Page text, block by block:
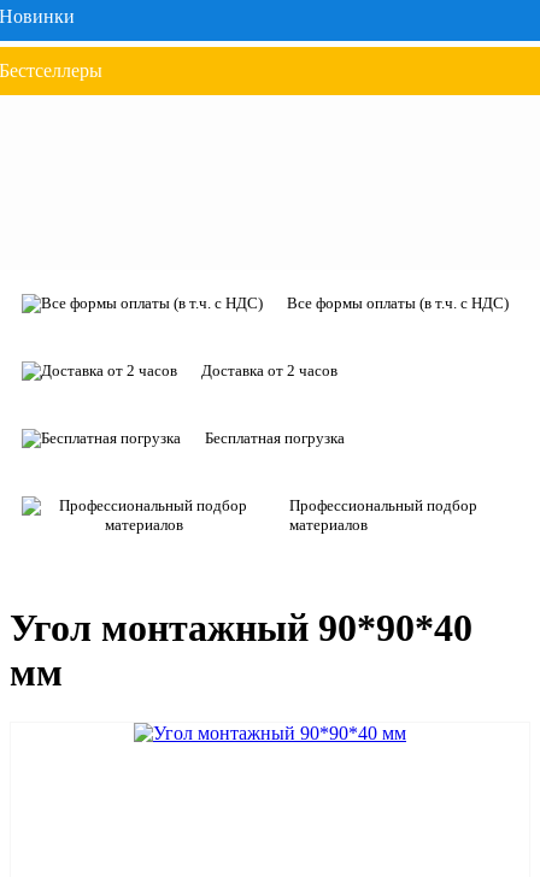
Новинки
Бестселлеры
Все формы оплаты (в т.ч. с НДС)
Доставка от 2 часов
Бесплатная погрузка
Профессиональный подбор
материалов
Угол монтажный 90*90*40
мм